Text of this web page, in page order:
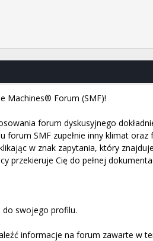
Machines® Forum (SMF)!
forum dyskusyjnego
SMF zupełnie inny klimat oraz
w znak zapytania, który
przekieruje Cię do pełnej
do swojego profilu.
informacje na forum zawarte w